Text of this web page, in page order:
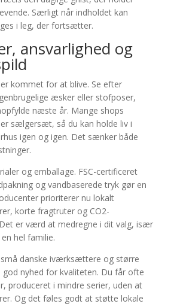
Særligt når indholdet kan
i leg, der fortsætter.
ansvarlighed og
kommet for at blive. Se efter
æsker eller stofposer,
næste år. Mange shops
sælgersæt, så du kan holde liv i
igen og igen. Det sænker både
og emballage. FSC-certificeret
og vandbaserede tryk gør en
prioriterer nu lokalt
korte fragtruter og CO2-
er værd at medregne i dit valg, især
hel familie.
små danske iværksættere og større
god nyhed for kvaliteten. Du får ofte
produceret i mindre serier, uden at
Og det føles godt at støtte lokale